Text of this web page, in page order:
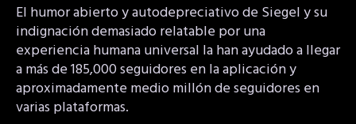
El humor abierto y autodepreciativo de Siegel y su
indignación demasiado relatable por una
experiencia humana universal la han ayudado a llegar
a más de 185,000 seguidores en la aplicación y
aproximadamente medio millón de seguidores en
varias plataformas.